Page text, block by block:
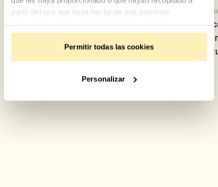
partir del uso que haya hecho de sus servicios.
Permitir todas las cookies
Personalizar
5 de agosto de 2026
de cada proyecto antes de
publicarlo
30 de
ha